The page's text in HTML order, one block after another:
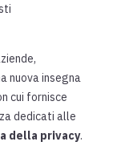
nuova insegna
cui fornisce
dedicati alle
della privacy.